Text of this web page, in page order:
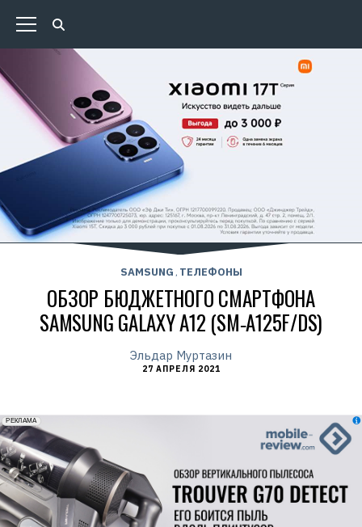
SAMSUNG , ТЕЛЕФОНЫ
ОБЗОР БЮДЖЕТНОГО СМАРТФОНА
SAMSUNG GALAXY A12 (SM‑A125F/DS)
Эльдар Муртазин
27 АПРЕЛЯ 2021
erid: 2VfnxxmNzs5
РЕКЛАМА